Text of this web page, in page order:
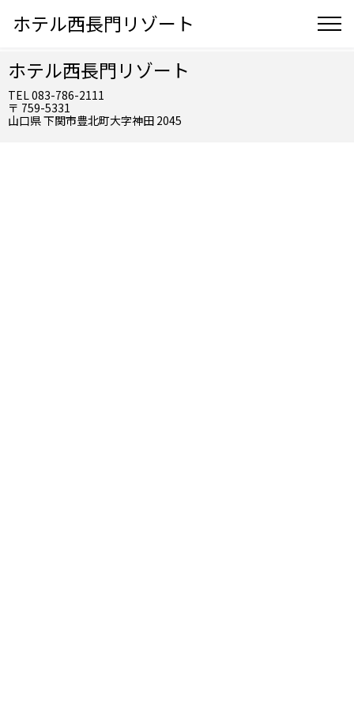
ホテル西長門リゾート
ホテル西長門リゾート
TEL 083-786-2111
〒 759-5331
山口県 下関市豊北町大字神田 2045